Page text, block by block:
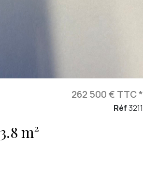
Murs commerciaux 53.8 m²
262 500 € TTC *
Réf3211